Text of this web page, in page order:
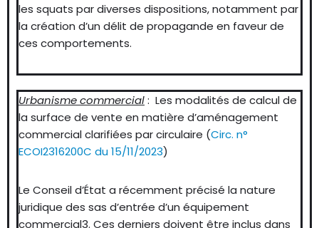
les squats par diverses dispositions, notamment par
la création d’un délit de propagande en faveur de
ces comportements.
Urbanisme commercial: Les modalités de calcul de
la surface de vente en matière d’aménagement
commercial clarifiées par circulaire (Circ. n°
ECOI2316200C du 15/11/2023)
Le Conseil d’État a récemment précisé la nature
juridique des sas d’entrée d’un équipement
commercial3. Ces derniers doivent être inclus dans